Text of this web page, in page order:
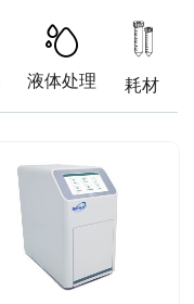
液体处理 耗材